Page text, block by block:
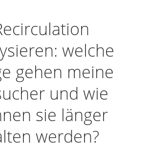
welche
gehen meine
und wie
sie länger
werden?